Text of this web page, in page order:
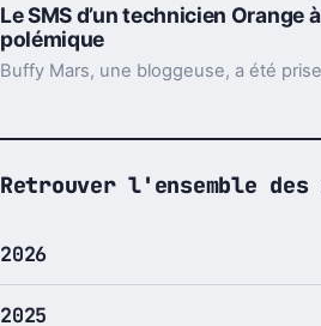
Le SMS d’un technicien Orange
polémique
Retrouver l'ensemble
2026
2025